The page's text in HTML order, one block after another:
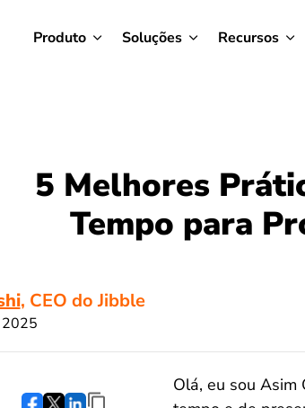
Produto Soluções Recursos
5 Melhores
Tempo para
, CEO do Jibble
2025
Olá, eu sou Asim